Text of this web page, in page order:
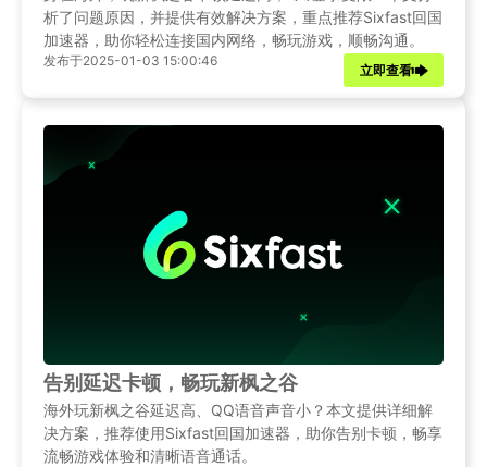
析了问题原因，并提供有效解决方案，重点推荐Sixfast回国
加速器，助你轻松连接国内网络，畅玩游戏，顺畅沟通。
发布于2025-01-03 15:00:46
立即查看
告别延迟卡顿，畅玩新枫之谷
海外玩新枫之谷延迟高、QQ语音声音小？本文提供详细解
决方案，推荐使用Sixfast回国加速器，助你告别卡顿，畅享
流畅游戏体验和清晰语音通话。